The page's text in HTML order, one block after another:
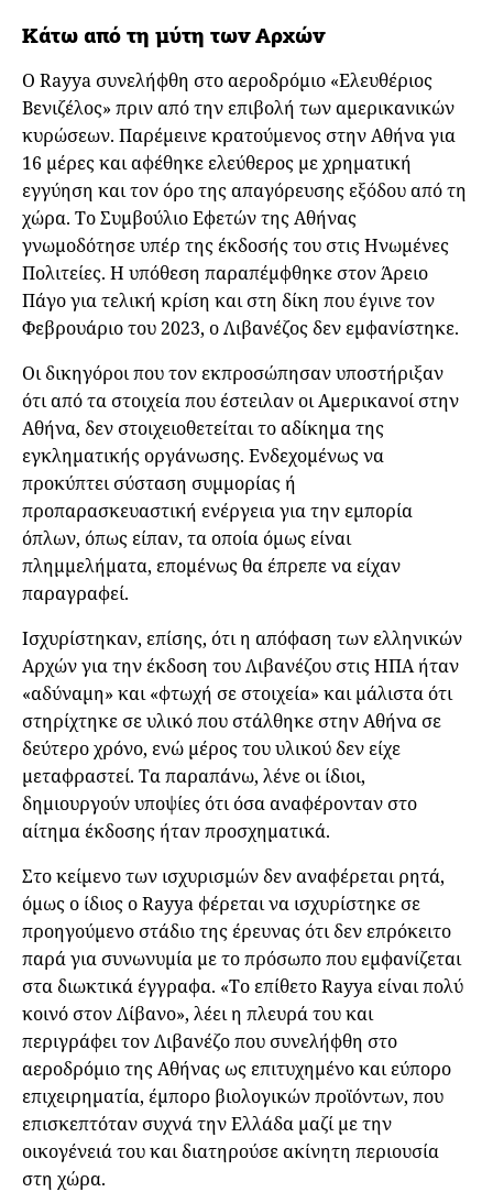
Κάτω από τη μύτη των Αρχών
Ο Rayya συνελήφθη στο αεροδρόμιο «Ελευθέριος
Βενιζέλος» πριν από την επιβολή των αμερικανικών
κυρώσεων. Παρέμεινε κρατούμενος στην Αθήνα για
16 μέρες και αφέθηκε ελεύθερος με χρηματική
εγγύηση και τον όρο της απαγόρευσης εξόδου από τη
χώρα. Το Συμβούλιο Εφετών της Αθήνας
γνωμοδότησε υπέρ της έκδοσής του στις Ηνωμένες
Πολιτείες. Η υπόθεση παραπέμφθηκε στον Άρειο
Πάγο για τελική κρίση και στη δίκη που έγινε τον
Φεβρουάριο του 2023, ο Λιβανέζος δεν εμφανίστηκε.
Οι δικηγόροι που τον εκπροσώπησαν υποστήριξαν
ότι από τα στοιχεία που έστειλαν οι Αμερικανοί στην
Αθήνα, δεν στοιχειοθετείται το αδίκημα της
εγκληματικής οργάνωσης. Ενδεχομένως να
προκύπτει σύσταση συμμορίας ή
προπαρασκευαστική ενέργεια για την εμπορία
όπλων, όπως είπαν, τα οποία όμως είναι
πλημμελήματα, επομένως θα έπρεπε να είχαν
παραγραφεί.
Ισχυρίστηκαν, επίσης, ότι η απόφαση των ελληνικών
Αρχών για την έκδοση του Λιβανέζου στις ΗΠΑ ήταν
«αδύναμη» και «φτωχή σε στοιχεία» και μάλιστα ότι
στηρίχτηκε σε υλικό που στάλθηκε στην Αθήνα σε
δεύτερο χρόνο, ενώ μέρος του υλικού δεν είχε
μεταφραστεί. Τα παραπάνω, λένε οι ίδιοι,
δημιουργούν υποψίες ότι όσα αναφέρονταν στο
αίτημα έκδοσης ήταν προσχηματικά.
Στο κείμενο των ισχυρισμών δεν αναφέρεται ρητά,
όμως ο ίδιος ο Rayya φέρεται να ισχυρίστηκε σε
προηγούμενο στάδιο της έρευνας ότι δεν επρόκειτο
παρά για συνωνυμία με το πρόσωπο που εμφανίζεται
στα διωκτικά έγγραφα. «Το επίθετο Rayya είναι πολύ
κοινό στον Λίβανο», λέει η πλευρά του και
περιγράφει τον Λιβανέζο που συνελήφθη στο
αεροδρόμιο της Αθήνας ως επιτυχημένο και εύπορο
επιχειρηματία, έμπορο βιολογικών προϊόντων, που
επισκεπτόταν συχνά την Ελλάδα μαζί με την
οικογένειά του και διατηρούσε ακίνητη περιουσία
στη χώρα.